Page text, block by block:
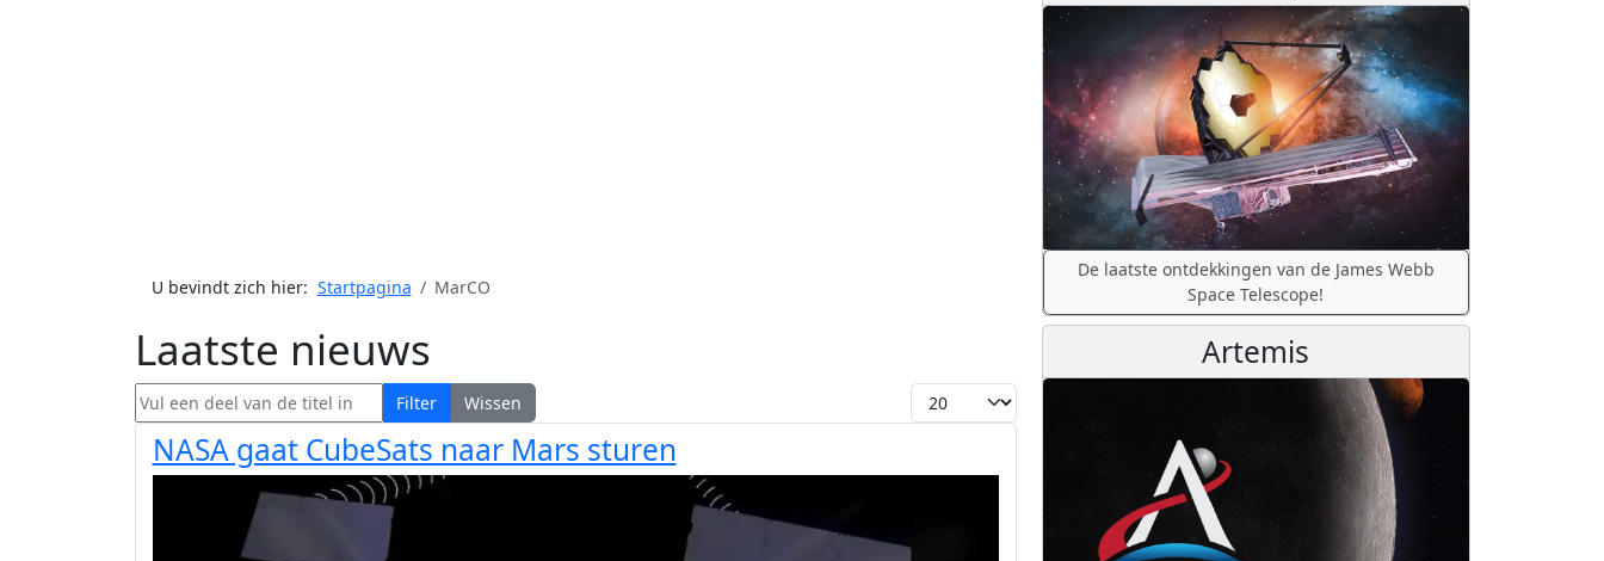
U bevindt zich hier: Startpagina MarCO
Laatste nieuws
Vul een deel van de titel in Filter Wissen Toon #
NASA gaat CubeSats naar Mars sturen
De laatste ontdekkingen van de James Webb
Space Telescope!
Artemis